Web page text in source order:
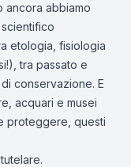
ancora abbiamo
etologia, fisiologia
tra passato e
conservazione. E
acquari e musei
proteggere, questi